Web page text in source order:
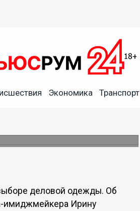
Экономика Транспорт
деловой одежды. Об
имиджмейкера Ирину